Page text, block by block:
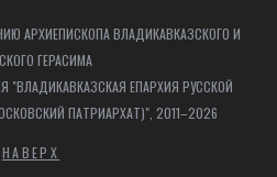
АРХИЕПИСКОПА ВЛАДИКАВКАЗСКОГО И
ГЕРАСИМА
"ВЛАДИКАВКАЗСКАЯ ЕПАРХИЯ РУССКОЙ
ПАТРИАРХАТ)", 2011–2026
НАВЕРХ